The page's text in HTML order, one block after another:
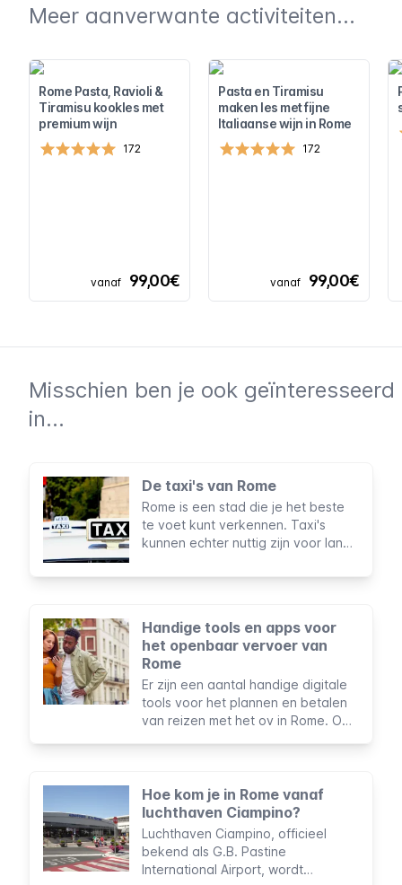
Meer aanverwante activiteiten...
Rome Pasta, Ravioli &
Tiramisu kookles met
premium wijn
172
vanaf 99,00€
Pasta en Tiramisu
maken les met fijne
Italiaanse wijn in Rome
172
vanaf 99,00€
Misschien ben je ook geïnteresseerd
in...
De taxi's van Rome
Rome is een stad die je het beste
te voet kunt verkennen. Taxi's
kunnen echter nuttig zijn voor lange
gezelschap of met veel bagage.
Handige tools en apps voor
het openbaar vervoer van
Rome
Er zijn een aantal handige digitale
tools voor het plannen en betalen
van reizen met het ov in Rome. Om
sommige gevallen een computer.
Hoe kom je in Rome vanaf
luchthaven Ciampino?
Luchthaven Ciampino, officieel
bekend als G.B. Pastine
International Airport, wordt